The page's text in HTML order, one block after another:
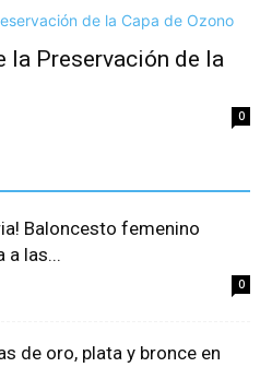
la Preservación de la
0
Baloncesto femenino
a las...
0
de oro, plata y bronce en